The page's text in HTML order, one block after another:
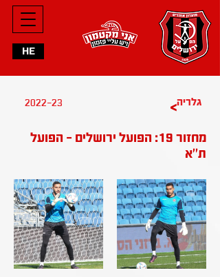
HE
2022-23 >גלריה
מחזור 19: הפועל ירושלים - הפועל
ת''א